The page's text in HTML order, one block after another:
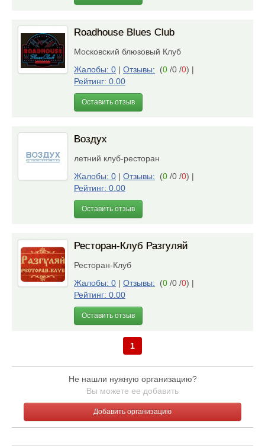
Roadhouse Blues Club
Московский блюзовый Клуб
Жалобы: 0 | Отзывы: (0 /0 /0) |
Рейтинг: 0.00
Оставить отзыв
Воздух
летний клуб-ресторан
Жалобы: 0 | Отзывы: (0 /0 /0) |
Рейтинг: 0.00
Оставить отзыв
Ресторан-Клуб Разгуляй
Ресторан-Клуб
Жалобы: 0 | Отзывы: (0 /0 /0) |
Рейтинг: 0.00
Оставить отзыв
1
Не нашли нужную организацию?
Вы можете ее добавить
Добавить организацию